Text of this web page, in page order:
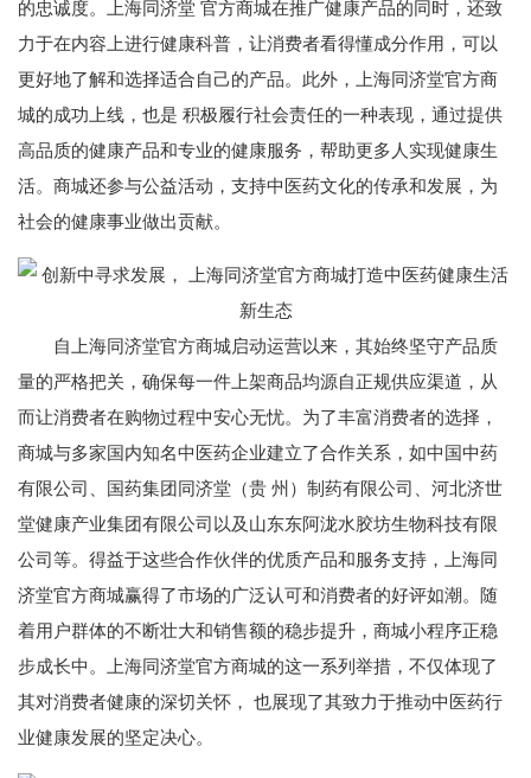
的忠诚度。上海同济堂 官方商城在推广健康产品的同时，还致
力于在内容上进行健康科普，让消费者看得懂成分作用，可以
更好地了解和选择适合自己的产品。此外，上海同济堂官方商
城的成功上线，也是 积极履行社会责任的一种表现，通过提供
高品质的健康产品和专业的健康服务，帮助更多人实现健康生
活。商城还参与公益活动，支持中医药文化的传承和发展，为
社会的健康事业做出贡献。
自上海同济堂官方商城启动运营以来，其始终坚守产品质
量的严格把关，确保每一件上架商品均源自正规供应渠道，从
而让消费者在购物过程中安心无忧。为了丰富消费者的选择，
商城与多家国内知名中医药企业建立了合作关系，如中国中药
有限公司、国药集团同济堂（贵 州）制药有限公司、河北济世
堂健康产业集团有限公司以及山东东阿泷水胶坊生物科技有限
公司等。得益于这些合作伙伴的优质产品和服务支持，上海同
济堂官方商城赢得了市场的广泛认可和消费者的好评如潮。随
着用户群体的不断壮大和销售额的稳步提升，商城小程序正稳
步成长中。上海同济堂官方商城的这一系列举措，不仅体现了
其对消费者健康的深切关怀， 也展现了其致力于推动中医药行
业健康发展的坚定决心。